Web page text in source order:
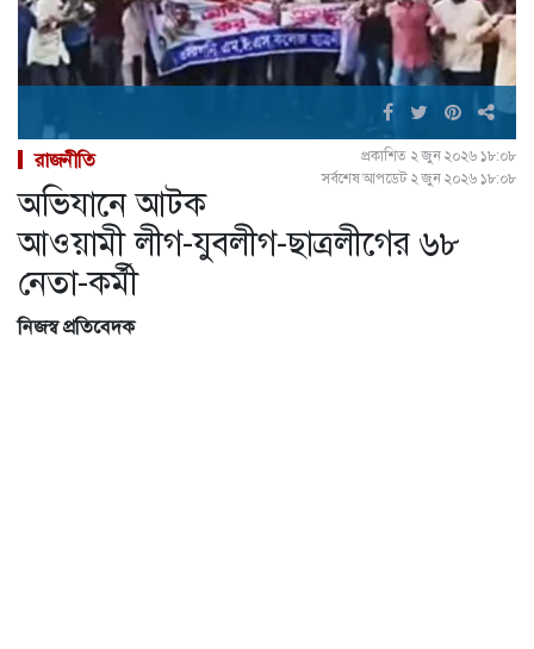
রাজনীতি
প্রকাশিত ২ জুন ২০২৬ ১৮:০৮
সর্বশেষ আপডেট ২ জুন ২০২৬ ১৮:০৮
অভিযানে আটক
আওয়ামী লীগ-যুবলীগ-ছাত্রলীগের ৬৮
নেতা-কর্মী
নিজস্ব প্রতিবেদক